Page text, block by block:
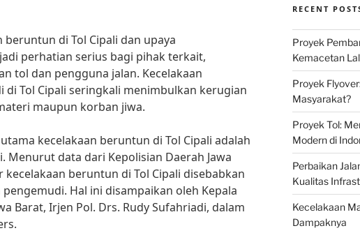
beruntun di Tol Cipali dan upaya
perhatian serius bagi pihak terkait,
tol dan pengguna jalan. Kecelakaan
Tol Cipali seringkali menimbulkan kerugian
maupun korban jiwa.
kecelakaan beruntun di Tol Cipali adalah
Menurut data dari Kepolisian Daerah Jawa
kecelakaan beruntun di Tol Cipali disebabkan
Hal ini disampaikan oleh Kepala
Barat, Irjen Pol. Drs. Rudy Sufahriadi, dalam
RECENT
Proyek
Kemacetan
Proyek
Masyarakat?
Proyek Tol:
Modern di
Perbaikan
Kualitas
Kecelakaan
Dampaknya